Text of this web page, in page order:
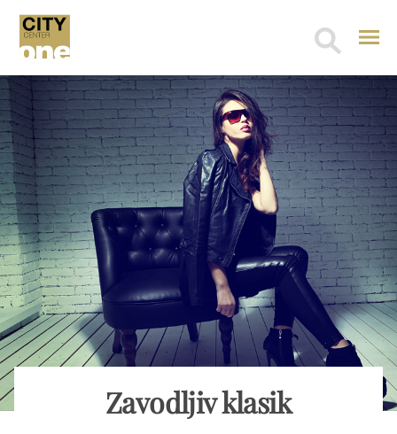
Search
Zavodljiv klasik